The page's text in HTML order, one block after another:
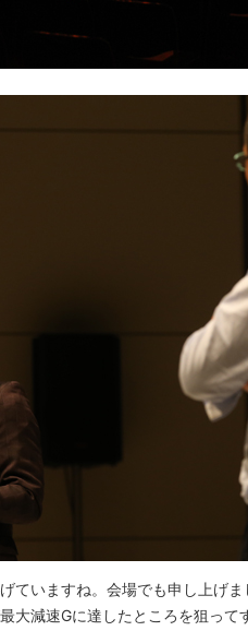
ていますね。会場でも申し上げま
大減速Gに達したところを狙って